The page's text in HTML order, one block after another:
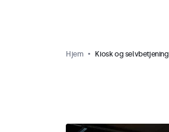
Hjem Kiosk og selvbetjening